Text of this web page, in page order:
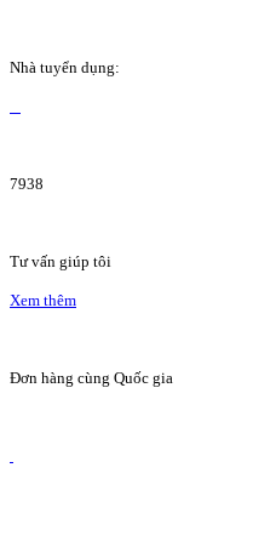
Nhà tuyển dụng:
7938
Tư vấn giúp tôi
Xem thêm
Đơn hàng cùng Quốc gia